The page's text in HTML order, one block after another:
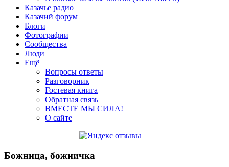
Казачье радио
Казачий форум
Блоги
Фотографии
Сообщества
Люди
Ещё
Вопросы ответы
Разговорник
Гостевая книга
Обратная связь
ВМЕСТЕ МЫ СИЛА!
О сайте
Божница, божничка